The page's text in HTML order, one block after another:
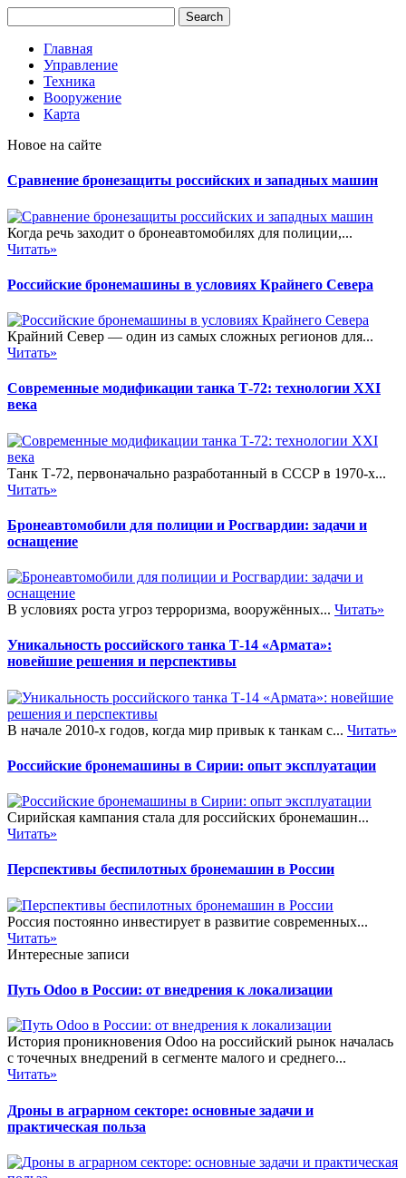
Главная
Управление
Техника
Вооружение
Карта
Новое на сайте
Сравнение бронезащиты российских и западных машин
Когда речь заходит о бронеавтомобилях для полиции,...
Читать»
Российские бронемашины в условиях Крайнего Севера
Крайний Север — один из самых сложных регионов для...
Читать»
Современные модификации танка Т-72: технологии XXI
века
Танк Т-72, первоначально разработанный в СССР в 1970-х...
Читать»
Бронеавтомобили для полиции и Росгвардии: задачи и
оснащение
В условиях роста угроз терроризма, вооружённых... Читать»
Уникальность российского танка Т-14 «Армата»:
новейшие решения и перспективы
В начале 2010-х годов, когда мир привык к танкам с... Читать»
Российские бронемашины в Сирии: опыт эксплуатации
Сирийская кампания стала для российских бронемашин...
Читать»
Перспективы беспилотных бронемашин в России
Россия постоянно инвестирует в развитие современных...
Читать»
Интересные записи
Путь Odoo в России: от внедрения к локализации
История проникновения Odoo на российский рынок началась
с точечных внедрений в сегменте малого и среднего...
Читать»
Дроны в аграрном секторе: основные задачи и
практическая польза